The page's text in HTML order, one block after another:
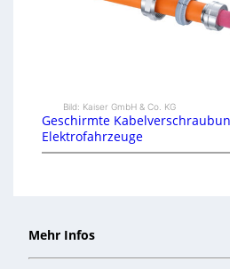
Bild: Kaiser GmbH & Co. KG
Geschirmte
Elektrofahrzeuge
Mehr Infos